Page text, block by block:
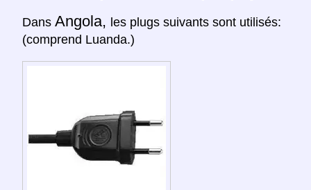
Dans Angola, les plugs suivants sont utilisés:
(comprend Luanda.)